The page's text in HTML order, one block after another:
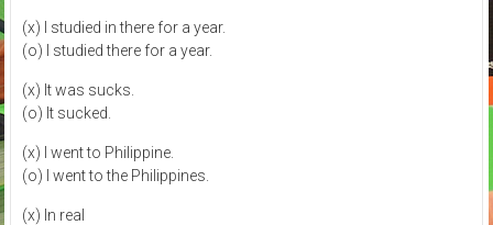
(x) I studied in there for a year.
(o) I studied there for a year.
(x) It was sucks.
(o) It sucked.
(x) I went to Philippine.
(o) I went to the Philippines.
(x) In real